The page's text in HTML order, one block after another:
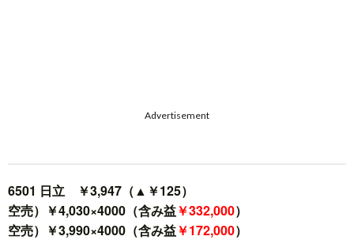
Advertisement
6501 日立 ￥3,947（▲￥125）
空売）￥4,030×4000（含み益￥332,000）
空売）￥3,990×4000（含み益￥172,000）